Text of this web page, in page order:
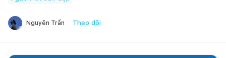
Nguyên Trần Theo dõi